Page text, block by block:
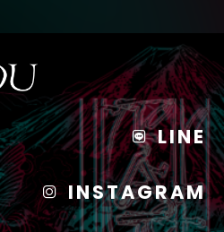
LINE
INSTAGRAM